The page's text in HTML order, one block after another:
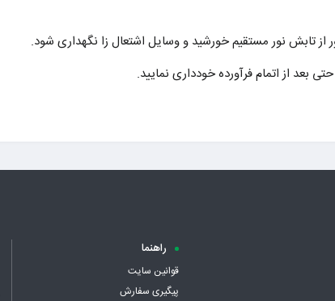
تابش نور مستقیم خورشید و وسایل اشتعال زا نگهداری شود.
بعد از اتمام فرآورده خودداری نمایید.
راهنما
قوانین سایت
پیگیری سفارش